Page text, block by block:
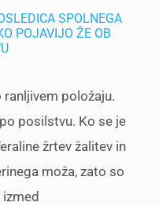
SPOLNEGA
POJAVIJO ŽE OB
ranljivem položaju.
posilstvu. Ko se je
žrtev žalitev in
moža, zato so
izmed